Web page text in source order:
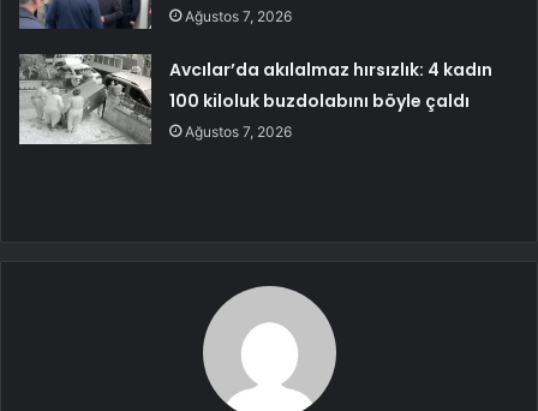
Ağustos 7, 2026
Avcılar’da akılalmaz hırsızlık: 4 kadın
100 kiloluk buzdolabını böyle çaldı
Ağustos 7, 2026